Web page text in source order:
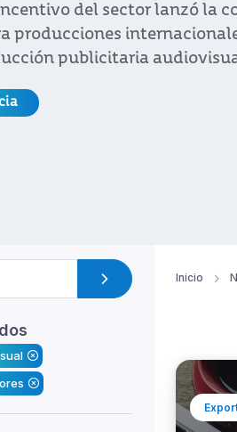
del sector lanzó la
producciones
publicitaria
Inicio